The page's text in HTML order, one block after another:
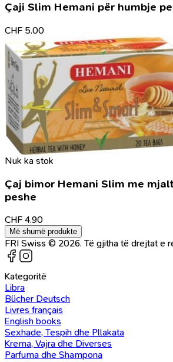
Çaji Slim Hemani për humbje
CHF 5.00
Nuk ka stok
Çaj bimor Hemani Slim me
peshe
CHF 4.90
Më shumë produkte
FRI Swiss © 2026. Të gjitha të drejtat e
Kategoritë
Libra
Bücher Deutsch
Livres français
English books
Sexhade, Tespih dhe Pllakata
Krema, Vajra dhe Diverses
Parfuma dhe Shampona